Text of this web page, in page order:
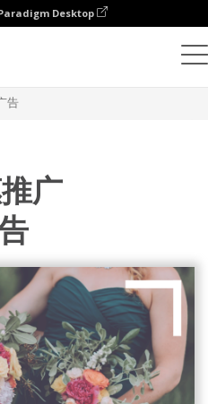
Desktop
告
广